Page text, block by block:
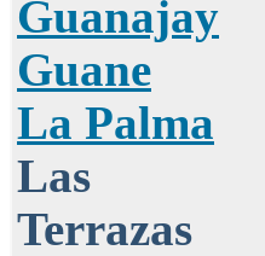
Guanajay
Guane
La Palma
Las
Terrazas